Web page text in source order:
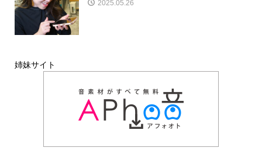
2025.05.26
姉妹サイト